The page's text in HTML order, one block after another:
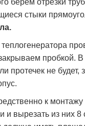
берем отрезки
стыки
пробкой.
протечек не будет,
к
и вырезать из них